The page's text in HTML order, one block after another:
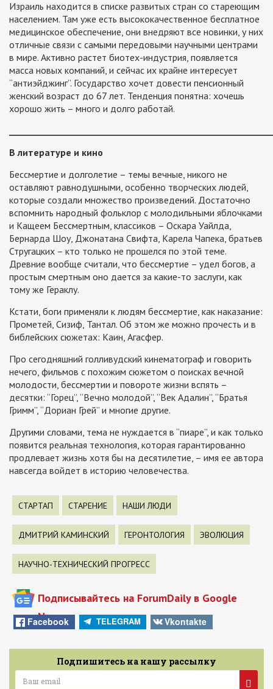
Израиль находится в списке развитых стран со стареющим
населением. Там уже есть высококачественное бесплатное
медицинское обеспечение, они внедряют все новинки, у них
отличные связи с самыми передовыми научными центрами
в мире. Активно растет биотех-индустрия, появляется
масса новых компаний, и сейчас их крайне интересует
“антиэйджинг”. Государство хочет довести пенсионный
женский возраст до 67 лет. Тенденция понятна: хочешь
хорошо жить – много и долго работай.
В литературе и кино
Бессмертие и долголетие – темы вечные, никого не
оставляют равнодушными, особенно творческих людей,
которые создали множество произведений. Достаточно
вспомнить народный фольклор с молодильными яблочками
и Кащеем Бессмертным, классиков – Оскара Уайлда,
Бернарда Шоу, Джонатана Свифта, Карела Чапека, братьев
Стругацких – кто только не прошелся по этой теме.
Древние вообще считали, что бессмертие – удел богов, а
простым смертным оно дается за какие-то заслуги, как
тому же Гераклу.
Кстати, боги применяли к людям бессмертие, как наказание:
Прометей, Сизиф, Тантал. Об этом же можно прочесть и в
библейских сюжетах: Каин, Агасфер.
Про сегодняшний голливудский кинематограф и говорить
нечего, фильмов с похожим сюжетом о поисках вечной
молодости, бессмертии и повороте жизни вспять –
десятки: “Горец”, “Вечно молодой”, “Век Адалин”, “Братья
Гримм”, “Дориан Грей” и многие другие.
Другими словами, тема не нуждается в “пиаре”, и как только
появится реальная технология, которая гарантированно
продлевает жизнь хотя бы на десятилетие, – имя ее автора
навсегда войдет в историю человечества.
СТАРТАП СТАРЕНИЕ НАШИ ЛЮДИ
ДМИТРИЙ КАМИНСКИЙ ГЕРОНТОЛОГИЯ ЭВОЛЮЦИЯ
НАУЧНО-ТЕХНИЧЕСКИЙ ПРОГРЕСС
Подписывайтесь на ForumDaily в Google
News
Facebook TELEGRAM Vkontakte
Подпишитесь на нашу рассылку